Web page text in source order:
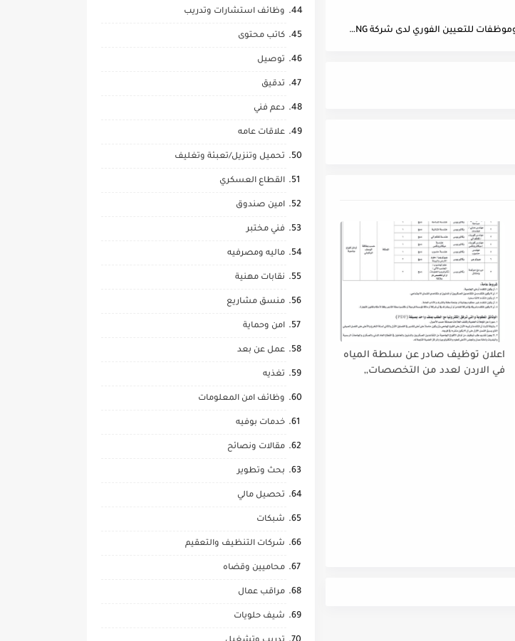
مطلوب موظفين وموظفات للتعيين الفوري لدى شركة CREATIVE OUTLOOK MARKETING
اعلان توظيف صادر عن سلطة المياه
في الاردن لعدد من التخصصات,,
وظائف استشارات وتدريب
كاتب محتوى
توصيل
تدقيق
دعم فني
علاقات عامه
تحميل وتنزيل/تعبئة وتغليف
القطاع العسكري
امين صندوق
فني مختبر
ماليه ومصرفيه
نقابات مهنية
منسق مشاريع
امن وحماية
عمل عن بعد
تغذيه
وظائف امن المعلومات
خدمات بوفيه
مقالات ونصائح
بحث وتطوير
تحصيل مالي
شبكات
شركات التنظيف والتعقيم
محاميين وقضاه
مراقب عمال
شيف حلويات